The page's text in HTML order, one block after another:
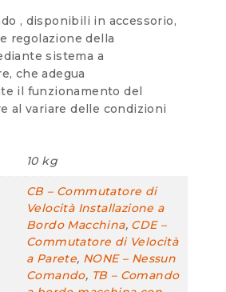
, disponibili in accessorio,
regolazione della
sistema a
che adegua
il funzionamento del
al variare delle condizioni
10 kg
CB – Commutatore di
Velocità Installazione a
Bordo Macchina, CDE –
Commutatore di Velocità
a Parete, NONE – Nessun
Comando, TB – Comando